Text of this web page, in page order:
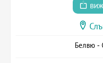
Белвю -